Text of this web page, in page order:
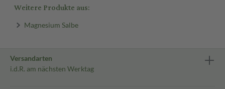
Weitere Produkte aus:
Magnesium Salbe
Versandarten
i.d.R. am nächsten Werktag